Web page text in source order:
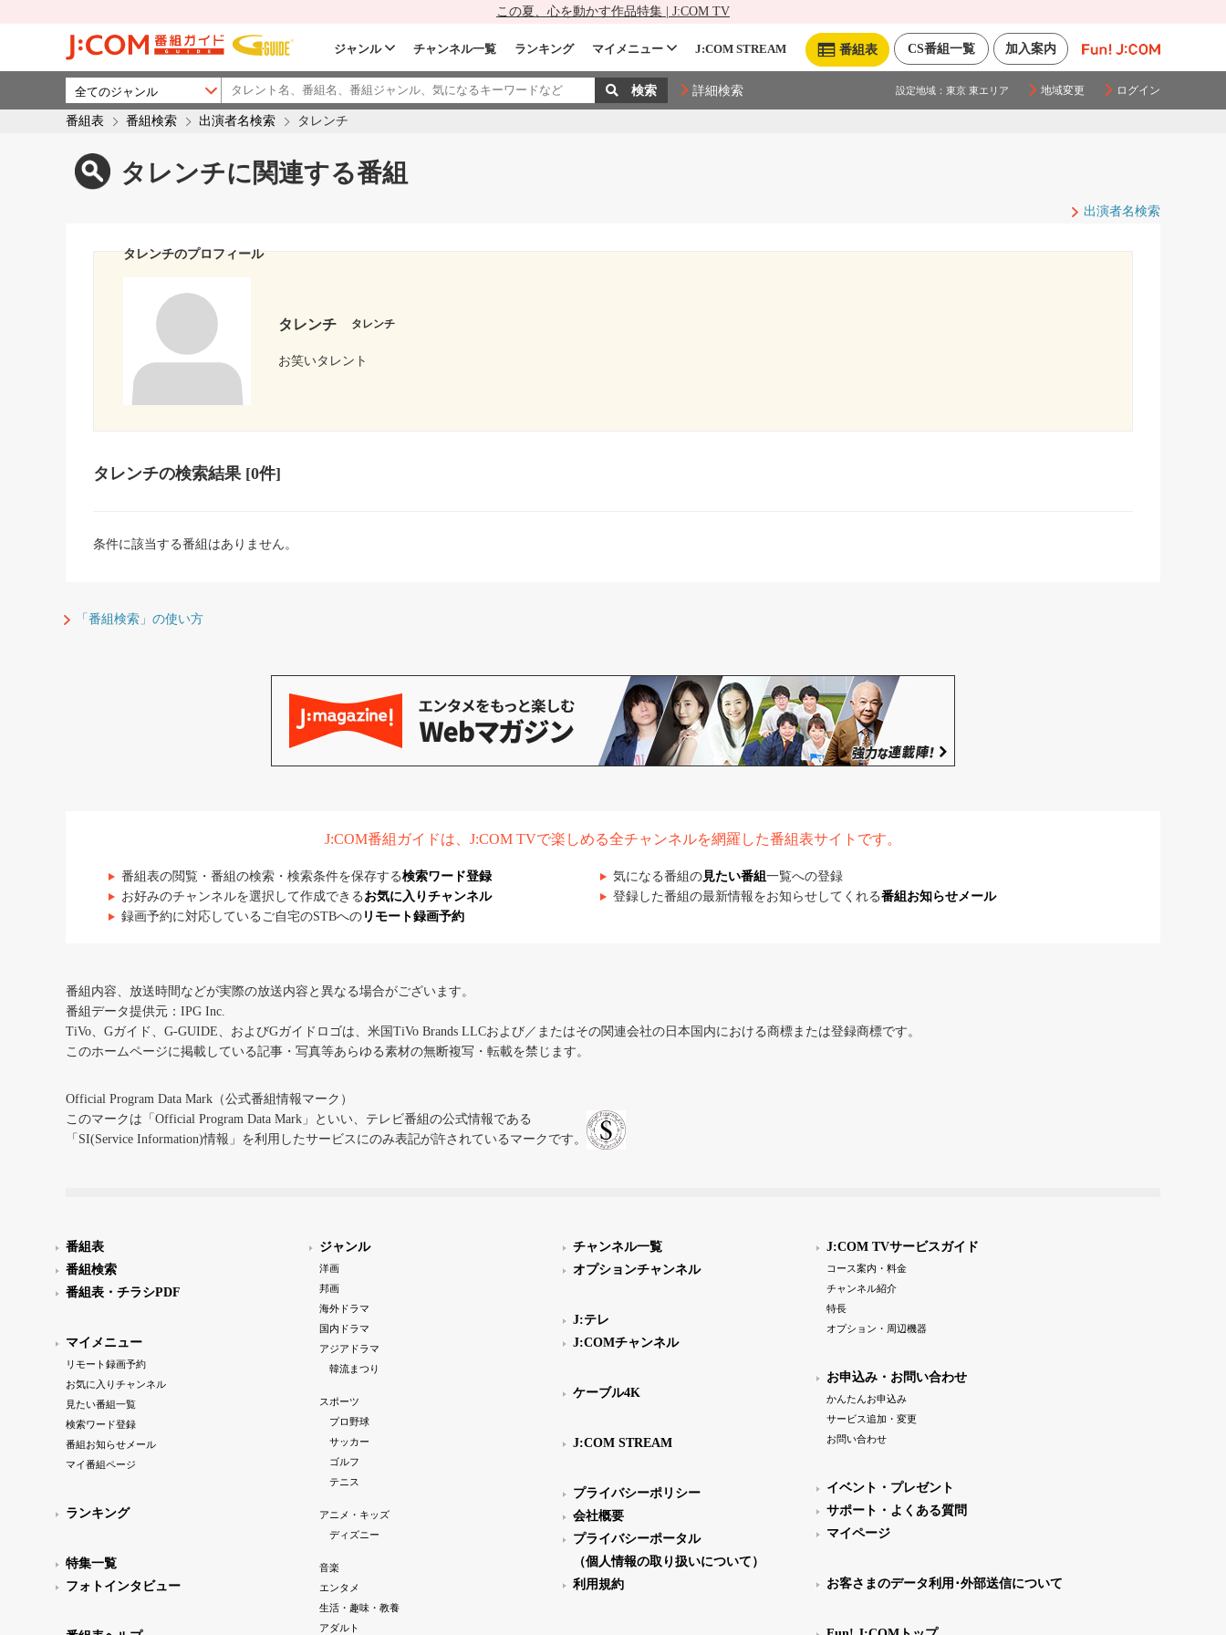
この夏、心を動かす作品特集 | J:COM TV
加入案内
CS番組一覧
番組表
ジャンル チャンネル一覧 ランキング マイメニュー J:COM STREAM
詳細検索 設定地域： 東京 東エリア 地域変更 ログイン
番組表 番組検索 出演者名検索 タレンチ
タレンチに関連する番組
出演者名検索
タレンチのプロフィール
タレンチ タレンチ
お笑いタレント
タレンチの検索結果[0件]
条件に該当する番組はありません。
「番組検索」の使い方
J:COM番組ガイドは、J:COM TVで楽しめる全チャンネルを網羅した番組表サイトです。
番組表の閲覧・番組の検索・検索条件を保存する検索ワード登録 気になる番組の見たい番組 一覧への登録
お好みのチャンネルを選択して作成できる お気に入りチャンネル 登録した番組の最新情報をお知らせしてくれる番組お知らせメール
録画予約に対応しているご自宅のSTBへの リモート録画予約
番組内容、放送時間などが実際の放送内容と異なる場合がございます。
番組データ提供元：IPG Inc.
TiVo、Gガイド、G-GUIDE、およびGガイドロゴは、米国TiVo Brands LLCおよび／またはその関連会社の日本国内における商標または登録商標です。
このホームページに掲載している記事・写真等あらゆる素材の無断複写・転載を禁じます。
Official Program Data Mark（公式番組情報マーク）
このマークは「Official Program Data Mark」といい、テレビ番組の公式情報である
「SI(Service Information)情報」を利用したサービスにのみ表記が許されているマークです。
番組表
番組検索
番組表・チラシPDF
マイメニュー
リモート録画予約
お気に入りチャンネル
見たい番組一覧
検索ワード登録
番組お知らせメール
マイ番組ページ
ランキング
特集一覧
フォトインタビュー
ジャンル
洋画
邦画
海外ドラマ
国内ドラマ
アジアドラマ
韓流まつり
スポーツ
プロ野球
サッカー
ゴルフ
テニス
アニメ・キッズ
ディズニー
音楽
エンタメ
生活・趣味・教養
アダルト
チャンネル一覧
オプションチャンネル
J:テレ
J:COMチャンネル
ケーブル4K
J:COM STREAM
プライバシーポリシー
会社概要
プライバシーポータル
（個人情報の取り扱いについて）
利用規約
J:COM TVサービスガイド
コース案内・料金
チャンネル紹介
特長
オプション・周辺機器
お申込み・お問い合わせ
かんたんお申込み
サービス追加・変更
お問い合わせ
イベント・プレゼント
サポート・よくある質問
マイページ
お客さまのデータ利用･外部送信について